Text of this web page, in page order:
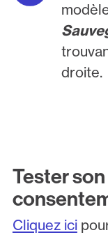
droite.
Tester
Cliquez ici